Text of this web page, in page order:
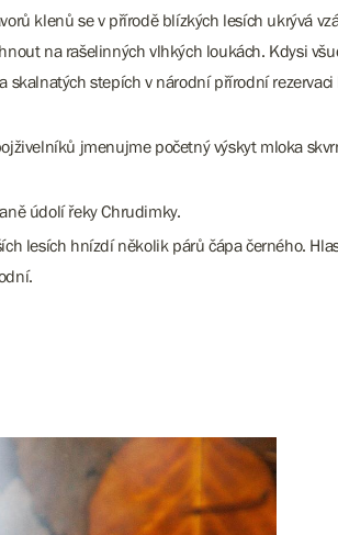
klenů se v přírodě blízkých lesích ukrývá
na rašelinných vlhkých loukách. Kdysi
skalnatých stepích v národní přírodní
jmenujme početný výskyt mloka
údolí řeky Chrudimky.
lesích hnízdí několik párů čápa černého.